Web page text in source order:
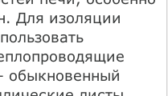
Для изоляции
обыкновенный